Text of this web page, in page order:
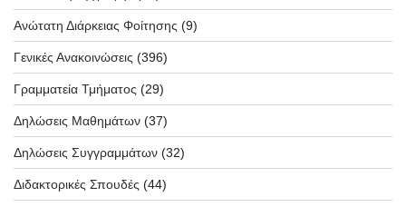
Ανώτατη Διάρκειας Φοίτησης (9)
Γενικές Ανακοινώσεις (396)
Γραμματεία Τμήματος (29)
Δηλώσεις Μαθημάτων (37)
Δηλώσεις Συγγραμμάτων (32)
Διδακτορικές Σπουδές (44)